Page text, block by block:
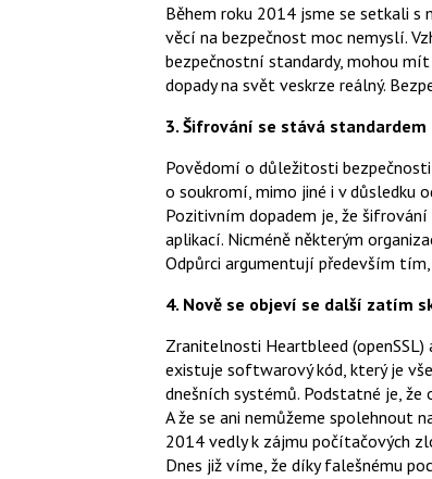
Během roku 2014 jsme se setkali
věcí na bezpečnost moc nemyslí.
bezpečnostní standardy, mohou
dopady na svět veskrze reálný.
3. Šifrování se stává standardem
Povědomí o důležitosti
o soukromí, mimo jiné i v důsledku
Pozitivním dopadem je, že
aplikací. Nicméně některým
Odpůrci argumentují především
4. Nově se objeví se další zatím
Zranitelnosti Heartbleed (openSSL)
existuje softwarový kód, který je
dnešních systémů. Podstatné je,
A že se ani nemůžeme spolehnout
2014 vedly k zájmu počítačových
Dnes již víme, že díky falešnému